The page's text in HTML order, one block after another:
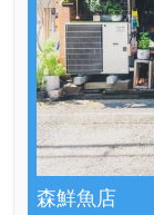
森鮮魚店